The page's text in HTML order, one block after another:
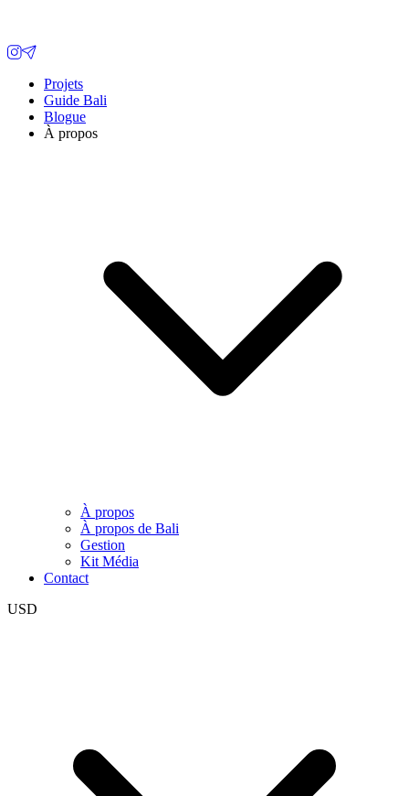
Projets
Guide Bali
Blogue
À propos
À propos
À propos de Bali
Gestion
Kit Média
Contact
USD